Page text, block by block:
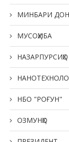
МИНБАРИ
МУСОҲИБА
НАЗАРПУРСИҲО
НБО "РОҒУН"
ОЗМУНҲО